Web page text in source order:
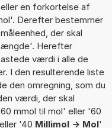
en forkortelse af
Derefter bestemmer
der skal
Herefter
værdi i alle de
I den resulterende liste
den omregning, som du
værdi, der skal
mmol til mol' eller '60
'40 Millimol -> Mol'